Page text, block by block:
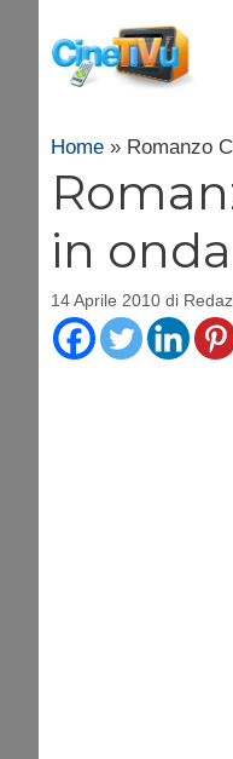
contenuto
Home » Romanzo
in
14 Aprile 2010 di